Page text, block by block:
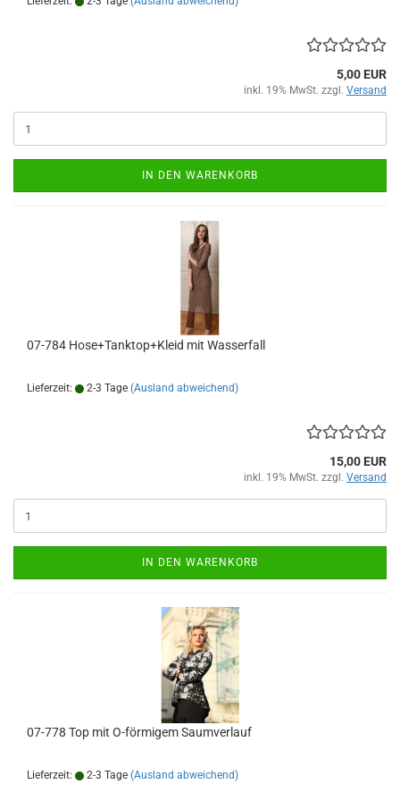
5,00 EUR
inkl. 19% MwSt. zzgl. Versand
IN DEN WARENKORB
07-784 Hose+Tanktop+Kleid mit Wasserfall
Lieferzeit: 2-3 Tage (Ausland abweichend)
15,00 EUR
inkl. 19% MwSt. zzgl. Versand
IN DEN WARENKORB
07-778 Top mit O-förmigem Saumverlauf
Lieferzeit: 2-3 Tage (Ausland abweichend)